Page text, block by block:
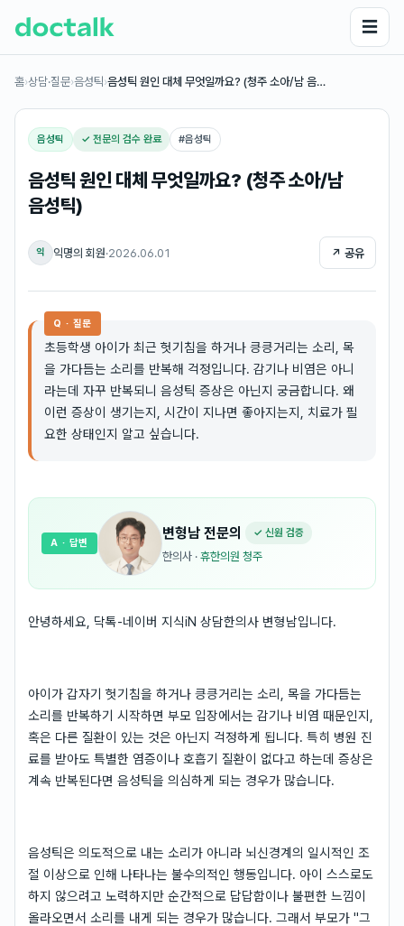
☰
홈›상담·질문›음성틱›음성틱 원인 대체 무엇일까요? (청주 소아/남 음…
음성틱 ✓ 전문의 검수 완료 #음성틱
음성틱 원인 대체 무엇일까요? (청주 소아/남
음성틱)
익 익명의 회원·2026.06.01 ↗ 공유
Q · 질문
초등학생 아이가 최근 헛기침을 하거나 킁킁거리는 소리, 목
을 가다듬는 소리를 반복해 걱정입니다. 감기나 비염은 아니
라는데 자꾸 반복되니 음성틱 증상은 아닌지 궁금합니다. 왜
이런 증상이 생기는지, 시간이 지나면 좋아지는지, 치료가 필
요한 상태인지 알고 싶습니다.
변형남 전문의 ✓ 신원 검증
한의사 · 휴한의원 청주
A · 답변
안녕하세요, 닥톡-네이버 지식iN 상담한의사 변형남입니다.
아이가 갑자기 헛기침을 하거나 킁킁거리는 소리, 목을 가다듬는
소리를 반복하기 시작하면 부모 입장에서는 감기나 비염 때문인지,
혹은 다른 질환이 있는 것은 아닌지 걱정하게 됩니다. 특히 병원 진
료를 받아도 특별한 염증이나 호흡기 질환이 없다고 하는데 증상은
계속 반복된다면 음성틱을 의심하게 되는 경우가 많습니다.
음성틱은 의도적으로 내는 소리가 아니라 뇌신경계의 일시적인 조
절 이상으로 인해 나타나는 불수의적인 행동입니다. 아이 스스로도
하지 않으려고 노력하지만 순간적으로 답답함이나 불편한 느낌이
올라오면서 소리를 내게 되는 경우가 많습니다. 그래서 부모가 "그